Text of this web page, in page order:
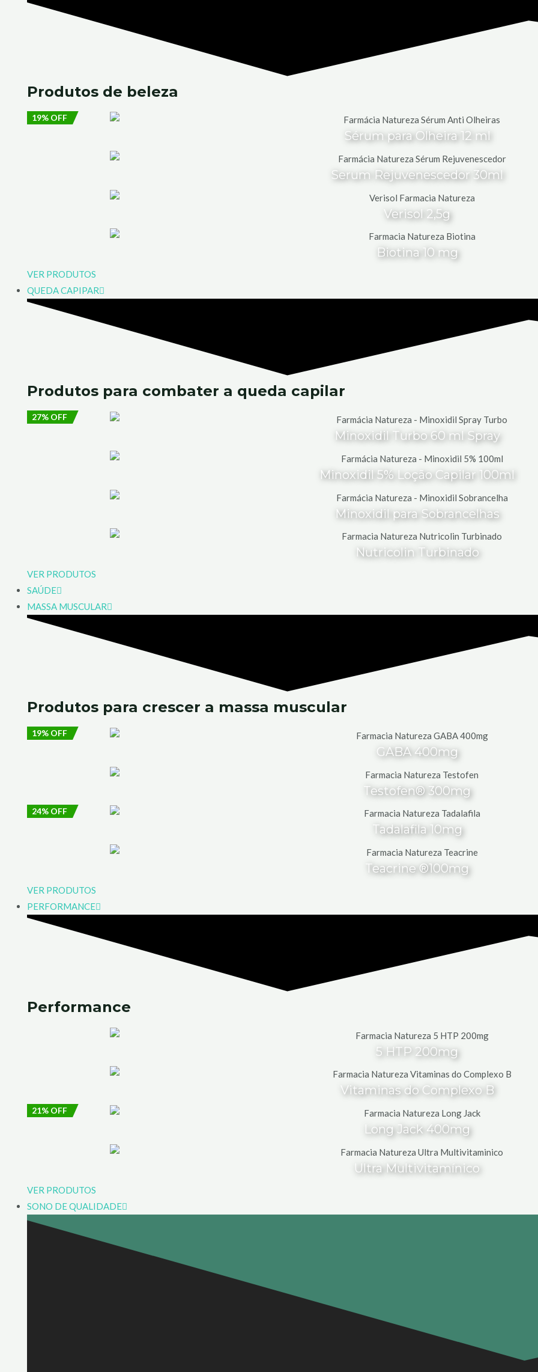
Produtos de beleza
19% OFF
Sérum para Olheira 12 ml
Serum Rejuvenescedor 30ml
Verisol 2,5g
Biotina 10 mg
VER PRODUTOS
QUEDA CAPIPAR
Produtos para combater a queda capilar
27% OFF
Minoxidil Turbo 60 ml Spray
Minoxidil 5% Loção Capilar 100ml
Minoxidil para Sobrancelhas
Nutricolin Turbinado
VER PRODUTOS
SAÚDE
MASSA MUSCULAR
Produtos para crescer a massa muscular
19% OFF
GABA 400mg
Testofen® 300mg
24% OFF
Tadalafila 10mg
Teacrine ®100mg
VER PRODUTOS
PERFORMANCE
Performance
5 HTP 200mg
Vitaminas do Complexo B
21% OFF
Long Jack 400mg
Ultra Multivitamínico
VER PRODUTOS
SONO DE QUALIDADE